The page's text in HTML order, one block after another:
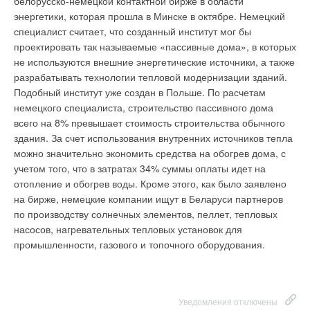
энергетики, которая прошла в Минске в октябре. Немецкий
специалист считает, что созданный институт мог бы
проектировать так называемые «пассивные дома», в которых
не используются внешние энергетические источники, а также
разрабатывать технологии тепловой модернизации зданий.
Подобный институт уже создан в Польше. По расчетам
немецкого специалиста, строительство пассивного дома
всего на 8% превышает стоимость строительства обычного
здания. За счет использования внутренних источников тепла
можно значительно экономить средства на обогрев дома, с
учетом того, что в затратах 34% суммы оплаты идет на
отопление и обогрев воды. Кроме этого, как было заявлено
на бирже, немецкие компании ищут в Беларуси партнеров
по производству солнечных элементов, пеллет, тепловых
насосов, нагревательных тепловых установок для
промышленности, газового и топочного оборудования.
Уведомления отключены
небольшое наказание, то каждый следующий раз им
придется раскошелиться на $1000 с прогрессией до $10000.
Уведомления отключены
Комментарии
В этой теме еще нет комментариев
Добавить комментарий
Ваше имя *
согласились все участники круглого стола, единый
отраслевой закон должен, прежде всего, закрепить за
водоканалами статус природоохранных предприятий.
Именно водоканалы очищают бытовые и промышленные
стоки в пригодную воду. Он заявил, что «вопрос, связанный с
любой ответственностью этих предприятий в первую
очередь финансовой, безусловно, надо рассматривать в
увязке с тем, а какие источники государство предоставляет в
части поверхностных вод в первую очередь, да и подземных
тоже. Мы знаем их качество сегодня, и не водоканалы, это
уж точно, привели к деградации этих источников. А поскольку
они по статусу являются федеральными и мы за плату,
заметьте, за деньги покупаем право ими пользоваться, плата
должна быть точно дифференцирована от состояния и
качества этих источников». Закон должен установить единые
требования к безопасности и качеству питьевой воды,
противоречия в законодательстве сильно бьют по текущей